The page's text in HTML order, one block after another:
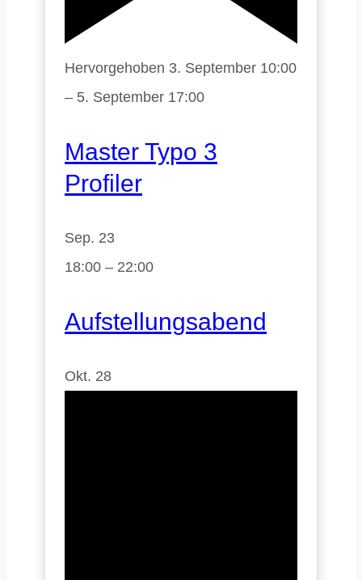
Hervorgehoben 3. September 10:00
– 5. September 17:00
Master Typo 3
Profiler
Sep. 23
18:00 – 22:00
Aufstellungsabend
Okt. 28